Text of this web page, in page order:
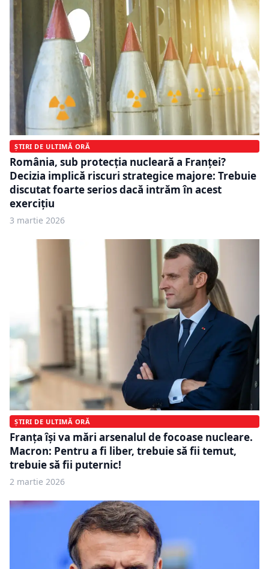
ȘTIRI DE ULTIMĂ ORĂ
România, sub protecția nucleară a Franței?
Decizia implică riscuri strategice majore: Trebuie
discutat foarte serios dacă intrăm în acest
exercițiu
3 martie 2026
ȘTIRI DE ULTIMĂ ORĂ
Franța își va mări arsenalul de focoase nucleare.
Macron: Pentru a fi liber, trebuie să fii temut,
trebuie să fii puternic!
2 martie 2026